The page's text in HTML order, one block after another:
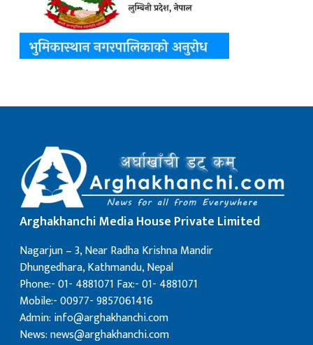
Arghakhanchi Media House Private Limited
Nagarjun – 3, Near Radha Krishna Mandir
Dhungedhara, Kathmandu, Nepal
Phone:- 01- 4881071 Fax:- 01- 4881071
Mobile:- 00977- 9857061416
Admin: info@arghakhanchi.com
News: news@arghakhanchi.com